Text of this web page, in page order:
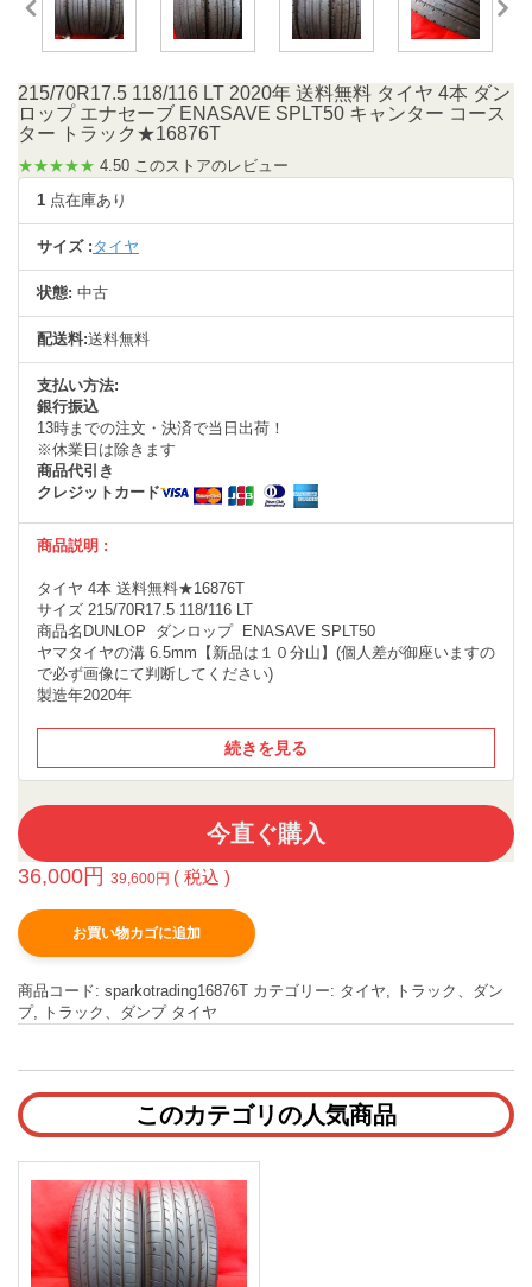
215/70R17.5 118/116 LT 2020年 送料無料 タイヤ 4本 ダン
ロップ エナセーブ ENASAVE SPLT50 キャンター コース
ター トラック★16876T
★★★★★ 4.50 このストアのレビュー
1 点在庫あり
サイズ : タイヤ
状態: 中古
配送料:送料無料
支払い方法:
銀行振込
13時までの注文・決済で当日出荷！
※休業日は除きます
商品代引き
クレジットカード
商品説明 :
タイヤ 4本 送料無料★16876T
サイズ 215/70R17.5 118/116 LT
商品名DUNLOP ダンロップ ENASAVE SPLT50
ヤマタイヤの溝 6.5mm【新品は１０分山】(個人差が御座いますの
で必ず画像にて判断してください)
製造年2020年
続きを見る
今直ぐ購入
36,000円 39,600円 ( 税込 )
お買い物カゴに追加
商品コード: sparkotrading16876T カテゴリー: タイヤ
トラック、ダン
プ, トラック、ダンプ タイヤ
このカテゴリの人気商品